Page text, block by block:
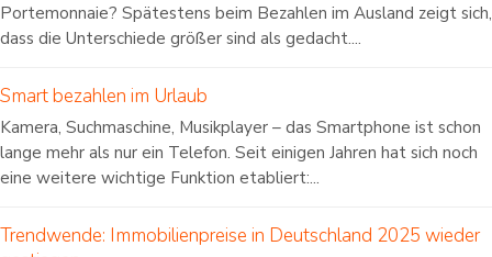
Portemonnaie? Spätestens beim Bezahlen im Ausland zeigt sich,
dass die Unterschiede größer sind als gedacht....
Smart bezahlen im Urlaub
Kamera, Suchmaschine, Musikplayer – das Smartphone ist schon
lange mehr als nur ein Telefon. Seit einigen Jahren hat sich noch
eine weitere wichtige Funktion etabliert:...
Trendwende: Immobilienpreise in Deutschland 2025 wieder